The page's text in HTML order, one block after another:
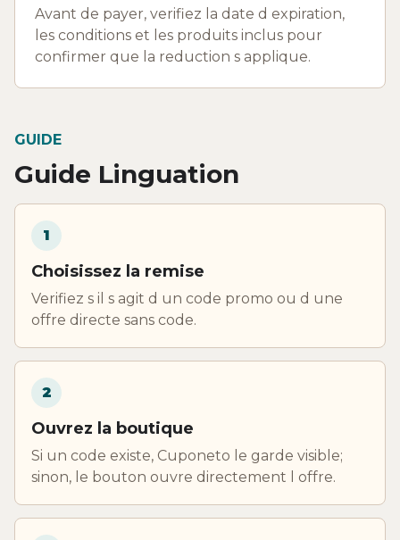
Avant de payer, verifiez la date d expiration,
les conditions et les produits inclus pour
confirmer que la reduction s applique.
GUIDE
Guide Linguation
1
Choisissez la remise
Verifiez s il s agit d un code promo ou d une
offre directe sans code.
2
Ouvrez la boutique
Si un code existe, Cuponeto le garde visible;
sinon, le bouton ouvre directement l offre.